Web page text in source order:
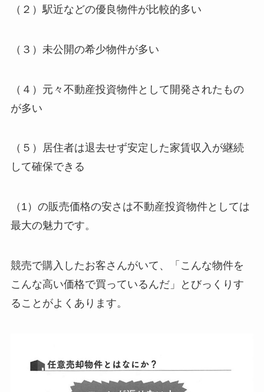
（２）駅近などの優良物件が比較的多い
（３）未公開の希少物件が多い
（４）元々不動産投資物件として開発されたもの
が多い
（５）居住者は退去せず安定した家賃収入が継続
して確保できる
（1）の販売価格の安さは不動産投資物件としては
最大の魅力です。
競売で購入したお客さんがいて、「こんな物件を
こんな高い価格で買っているんだ」とびっくりす
ることがよくあります。